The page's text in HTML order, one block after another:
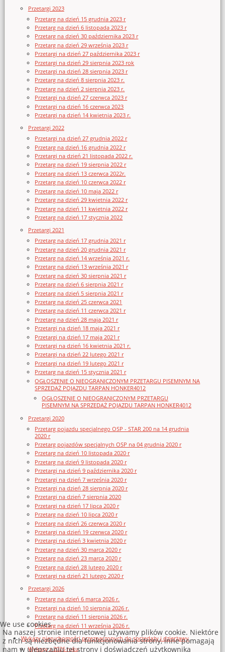
Przetargi 2023
Przetarg na dzień 15 grudnia 2023 r
Przetarg na dzień 6 listopada 2023 r
Przetarg na dzień 30 października 2023 r
Przetarg na dzień 29 września 2023 r
Przetargi na dzień 27 października 2023 r
Przetargi na dzień 29 sierpnia 2023 rok
Przetargi na dzień 28 sierpnia 2023 r
Przetarg na dzień 8 sierpnia 2023 r.
Przetarg na dzień 2 sierpnia 2023 r.
Przetargi na dzień 27 czerwca 2023 r
Przetargi na dzień 16 czerwca 2023
Przetargi na dzień 14 kwietnia 2023 r.
Przetargi 2022
Przetargi na dzień 27 grudnia 2022 r
Przetarg na dzień 16 grudnia 2022 r
Przetargi na dzień 21 listopada 2022 r.
Przetarg na dzień 19 sierpnia 2022 r
Przetarg na dzień 13 czerwca 2022r.
Przetarg na dzień 10 czerwca 2022 r
Przetarg na dzień 10 maja 2022 r
Przetarg na dzień 29 kwietnia 2022 r
Przetarg na dzień 11 kwietnia 2022 r
Przetarg na dzień 17 stycznia 2022
Przetargi 2021
Przetarg na dzień 17 grudnia 2021 r
Przetarg na dzień 20 grudnia 2021 r
Przetarg na dzień 14 września 2021 r.
Przetarg na dzień 13 września 2021 r
Przetarg na dzień 30 sierpnia 2021 r
Przetarg na dzień 6 sierpnia 2021 r
Przetarg na dzień 5 sierpnia 2021 r
Przetarg na dzień 25 czerwca 2021
Przetarg na dzień 11 czerwca 2021 r
Przetarg na dzień 28 maja 2021 r
Przetargi na dzień 18 maja 2021 r
Przetargi na dzień 17 maja 2021 r
Przetargi na dzień 16 kwietnia 2021 r.
Przetargi na dzień 22 lutego 2021 r
Przetargi na dzień 19 lutego 2021 r
Przetarg na dzień 15 stycznia 2021 r
OGŁOSZENIE O NIEOGRANICZONYM PRZETARGU PISEMNYM NA
SPRZEDAŻ POJAZDU TARPAN HONKER4012
OGŁOSZENIE O NIEOGRANICZONYM PRZETARGU
PISEMNYM NA SPRZEDAŻ POJAZDU TARPAN HONKER4012
Przetargi 2020
Przetarg pojazdu specjalnego OSP - STAR 200 na 14 grudnia
2020 r
Przetarg pojazdów specjalnych OSP na 04 grudnia 2020 r
Przetarg na dzień 10 listopada 2020 r
Przetarg na dzień 9 listopada 2020 r
Przetargi na dzień 9 października 2020 r
Przetargi na dzień 7 września 2020 r
Przetargi na dzień 28 sierpnia 2020 r
Przetargi na dzień 7 sierpnia 2020
Przetargi na dzień 17 lipca 2020 r
Przetarg na dzień 10 lipca 2020 r
Przetarg na dzień 26 czerwca 2020 r
Przetargi na dzień 19 czerwca 2020 r
Przetargi na dzień 3 kwietnia 2020 r
Przetarg na dzień 30 marca 2020 r
Przetarg na dzień 23 marca 2020 r
Przetarg na dzień 28 lutego 2020 r
Przetargi na dzień 21 lutego 2020 r
Przetargi 2026
Przetarg na dzień 6 marca 2026 r.
Przetargi na dzień 10 sierpnia 2026 r.
Przetarg na dzień 11 sierpnia 2026 r.
Przetarg na dzień 11 września 2026 r.
Wykazy nieruchomości przeznaczonych do sprzedaży i dzierżawy
Wykazy z 2026 roku
We use cookies
Na naszej stronie internetowej używamy plików cookie. Niektóre
z nich są niezbędne dla funkcjonowania strony, inne pomagają
nam w ulepszaniu tej strony i doświadczeń użytkownika